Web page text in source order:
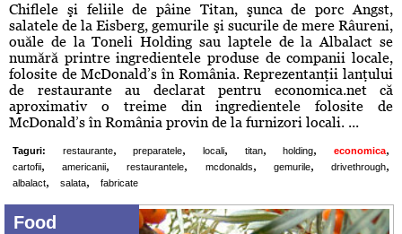
Chiflele şi feliile de pâine Titan, şunca de porc Angst,
salatele de la Eisberg, gemurile şi sucurile de mere Râureni,
ouăle de la Toneli Holding sau laptele de la Albalact se
numără printre ingredientele produse de companii locale,
folosite de McDonald’s în România. Reprezentanţii lanţului
de restaurante au declarat pentru economica.net că
aproximativ o treime din ingredientele folosite de
McDonald’s în România provin de la furnizori locali. ...
Taguri: restaurante, preparatele, locali, titan, holding, economica,
cartofii, americanii, restaurantele, mcdonalds, gemurile, drivethrough,
albalact, salata, fabricate
Food